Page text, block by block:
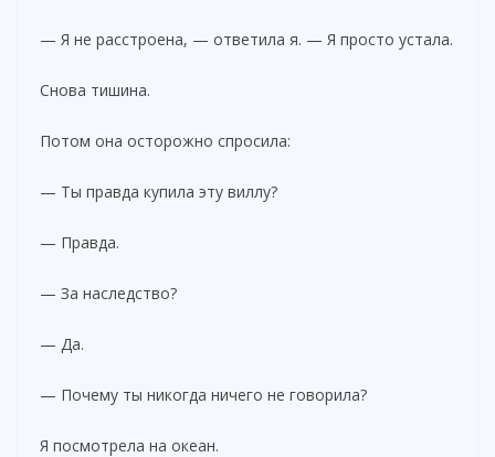
— Я не расстроена, — ответила я. — Я просто устала.
Снова тишина.
Потом она осторожно спросила:
— Ты правда купила эту виллу?
— Правда.
— За наследство?
— Да.
— Почему ты никогда ничего не говорила?
Я посмотрела на океан.